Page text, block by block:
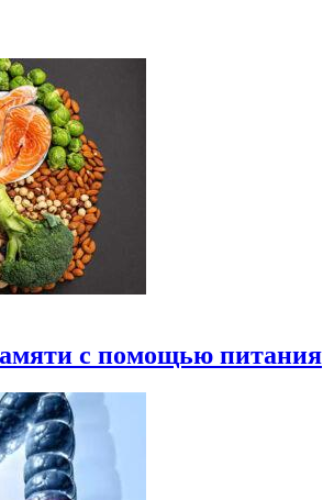
с помощью питания